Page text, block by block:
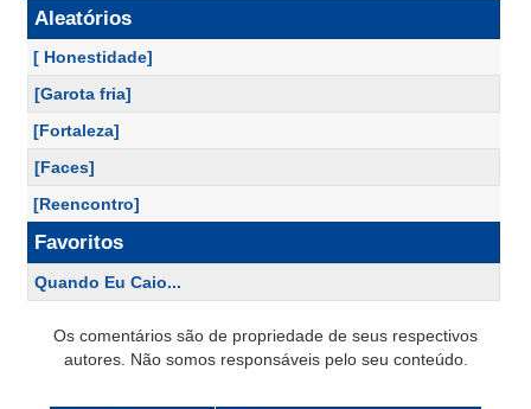
Aleatórios
[ Honestidade]
[Garota fria]
[Fortaleza]
[Faces]
[Reencontro]
Favoritos
Quando Eu Caio...
Os comentários são de propriedade de seus respectivos
autores. Não somos responsáveis pelo seu conteúdo.